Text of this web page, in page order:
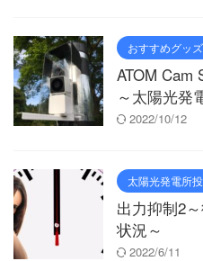
おすすめグッズ
ATOM Cam
～太陽光発
2022/10/12
太陽光発電所
出力抑制2
状況～
2022/6/11